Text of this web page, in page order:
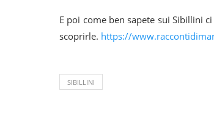
E poi come ben sapete sui Sibillini
scoprirle. https://
SIBILLINI